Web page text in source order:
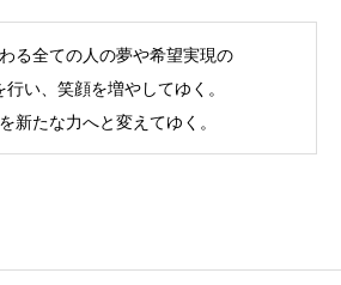
る全ての人の夢や希望実現の
行い、笑顔を増やしてゆく。
新たな力へと変えてゆく。